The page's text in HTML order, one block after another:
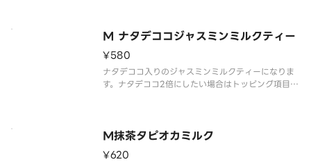
want to do
M ナタデココジャスミンミルクティー
¥580
ナタデココ入りのジャスミンミルクティーになりま
す。ナタデココ2倍にしたい場合はトッピング項目で
If you want to
M抹茶タピオカミルク
¥620